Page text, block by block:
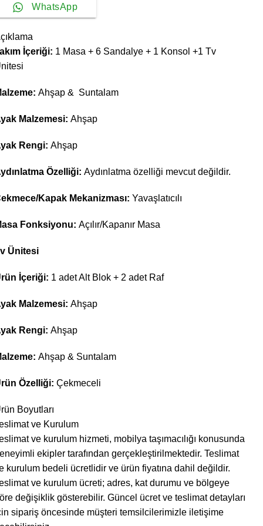
WhatsApp
İçeriği: 1 Masa + 6 Sandalye + 1 Konsol +1 Tv
Ahşap & Suntalam
Malzemesi: Ahşap
Rengi: Ahşap
Özelliği: Aydınlatma özelliği mevcut değildir.
Kapak Mekanizması: Yavaşlatıcılı
Fonksiyonu: Açılır/Kapanır Masa
Ünitesi
İçeriği: 1 adet Alt Blok + 2 adet Raf
Malzemesi: Ahşap
Rengi: Ahşap
Ahşap & Suntalam
Özelliği: Çekmeceli
Boyutları
ve Kurulum
ve kurulum hizmeti, mobilya taşımacılığı konusunda
ekipler tarafından gerçekleştirilmektedir. Teslimat
kurulum bedeli ücretlidir ve ürün fiyatına dahil değildir.
ve kurulum ücreti; adres, kat durumu ve bölgeye
değişiklik gösterebilir. Güncel ücret ve teslimat detayları
sipariş öncesinde müşteri temsilcilerimizle iletişime